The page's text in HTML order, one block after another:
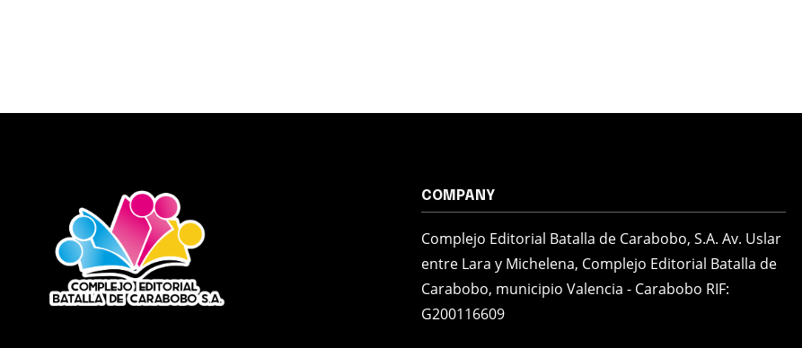
COMPANY
Complejo Editorial Batalla de Carabobo, S.A. Av. Uslar
entre Lara y Michelena, Complejo Editorial Batalla de
Carabobo, municipio Valencia - Carabobo RIF:
G200116609